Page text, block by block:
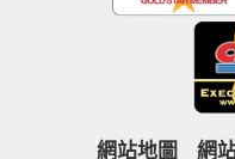
網站地圖 網